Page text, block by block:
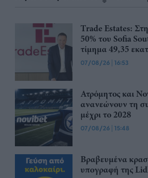
Trade Estates:
50% του Sofia
τίμημα 49,35
07/08/26 | 16:53
Ατρόμητος και
ανανεώνουν τη
μέχρι το 2028
07/08/26 | 15:48
Βραβευμένα
υπογραφή της